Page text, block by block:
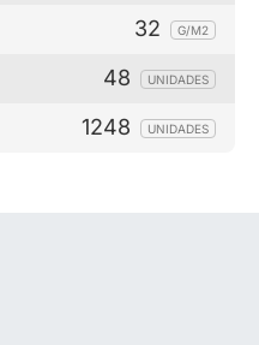
32 G/M2
48 UNIDADES
1248 UNIDADES